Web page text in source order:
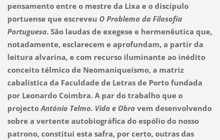
pensamento entre o mestre da Lixa e o discípulo
portuense que escreveu O Problema da Filosofia
Portuguesa. São laudas de exegese e hermenêutica que,
notadamente, esclarecem e aprofundam, a partir da
leitura alvarina, e com recurso iluminante ao inédito
conceito télmico de Neomaniqueísmo, a matriz
cabalística da Faculdade de Letras de Porto fundada
por Leonardo Coimbra. A par do trabalho que o
projecto António Telmo. Vida e Obravem desenvolvendo
sobre a vertente autobiográfica do espólio do nosso
patrono, constitui esta safra, por certo, outras das